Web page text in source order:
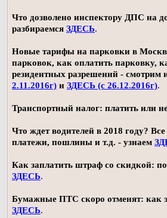
Что дозволено инспектору ДПС на
разбираемся ЗДЕСЬ.
Новые тарифы на парковки в
парковок, как оплатить парковку,
резидентных разрешений - смотрим
2.11.2016г) и ЗДЕСЬ (с 26.12.2016г).
Транспортный налог: платить или
Что ждет водителей в 2018 году?
платежи, пошлины и т.д. - узнаем
Как заплатить штраф со скидкой:
ЗДЕСЬ.
Бумажные ПТС скоро отменят: как
ЗДЕСЬ.